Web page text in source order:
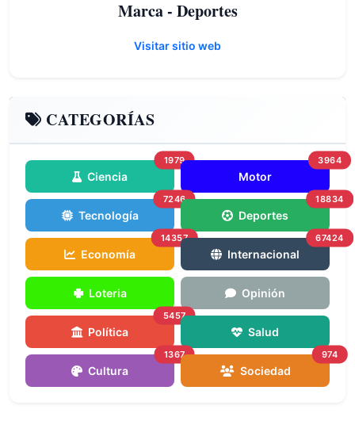
Marca - Deportes
Visitar sitio web
CATEGORÍAS
Ciencia
1979
Motor
3964
Tecnología
7246
Deportes
18834
Economía
14357
Internacional
67424
Loteria Opinión
Política
5457
Salud
Cultura
1367
Sociedad
974